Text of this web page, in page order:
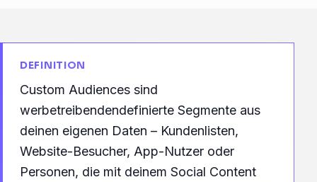
DEFINITION
Custom Audiences sind
werbetreibendendefinierte Segmente aus
deinen eigenen Daten – Kundenlisten,
Website-Besucher, App-Nutzer oder
Personen, die mit deinem Social Content